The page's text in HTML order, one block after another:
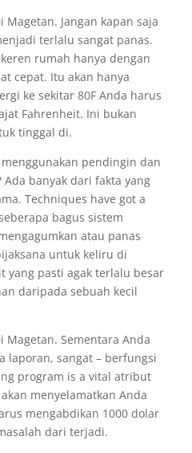
Magetan. Jangan kapan saja
terlalu sangat panas.
rumah hanya dengan
cepat. Itu akan hanya
ke sekitar 80F Anda harus
Fahrenheit. Ini bukan
tinggal di.
pendingin dan
banyak dari fakta yang
Techniques have got a
bagus sistem
atau panas
untuk keliru di
yang pasti agak terlalu besar
daripada sebuah kecil
Magetan. Sementara Anda
laporan, sangat – berfungsi
program is a vital atribut
menyelamatkan Anda
mengabdikan 1000 dolar
dari terjadi.